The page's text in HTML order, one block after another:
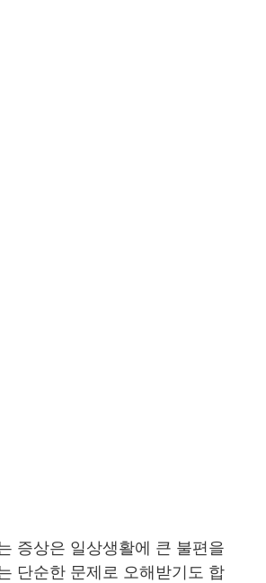
증상은 일상생활에 큰 불편을
단순한 문제로 오해받기도 합